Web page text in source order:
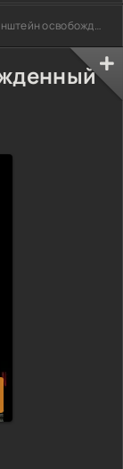
освобожденный (1990)